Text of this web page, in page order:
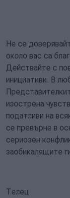
Не се
около вас са
Действайте с
инициативи. В
изострена
податливи на
се превърне в
сериозен
заобикалящите
Телец